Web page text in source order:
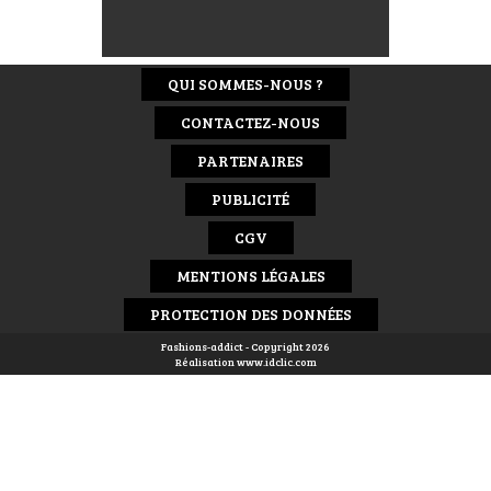
QUI SOMMES-NOUS ?
CONTACTEZ-NOUS
PARTENAIRES
PUBLICITÉ
CGV
MENTIONS LÉGALES
PROTECTION DES DONNÉES
Fashions-addict - Copyright 2026
Réalisationwww.idclic.com